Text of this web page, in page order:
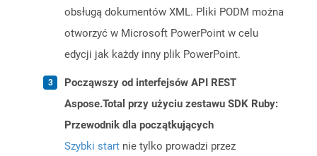
obsługą dokumentów XML. Pliki PODM można
otworzyć w Microsoft PowerPoint w celu
edycji jak każdy inny plik PowerPoint.
Począwszy od interfejsów API REST
Aspose.Total przy użyciu zestawu SDK Ruby:
Przewodnik dla początkujących
Szybki start nie tylko prowadzi przez